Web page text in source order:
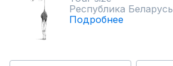
Республика Беларусь
Подробнее